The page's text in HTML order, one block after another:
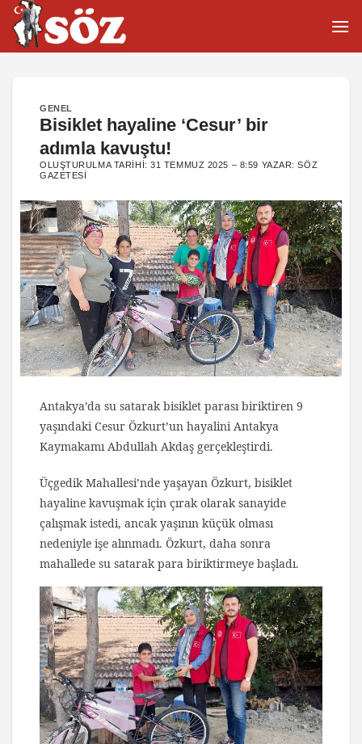
İçeriğe
atla
GENEL
Bisiklet hayaline ‘Cesur’ bir
adımla kavuştu!
OLUŞTURULMA TARIHI:31 TEMMUZ 2025 – 8:59 YAZAR:SÖZ
GAZETESI
Antakya’da su satarak bisiklet parası biriktiren 9
yaşındaki Cesur Özkurt’un hayalini Antakya
Kaymakamı Abdullah Akdaş gerçekleştirdi.
Üçgedik Mahallesi’nde yaşayan Özkurt, bisiklet
hayaline kavuşmak için çırak olarak sanayide
çalışmak istedi, ancak yaşının küçük olması
nedeniyle işe alınmadı. Özkurt, daha sonra
mahallede su satarak para biriktirmeye başladı.